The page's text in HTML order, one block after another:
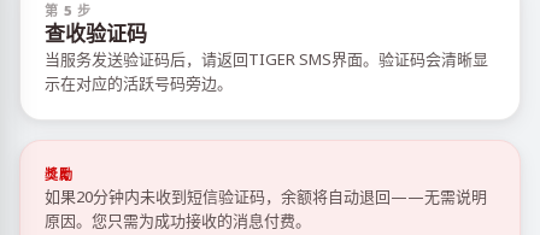
第 5 步
查收验证码
当服务发送验证码后，请返回TIGER SMS界面。验证码会清晰显
示在对应的活跃号码旁边。
獎勵
如果20分钟内未收到短信验证码，余额将自动退回——无需说明
原因。您只需为成功接收的消息付费。